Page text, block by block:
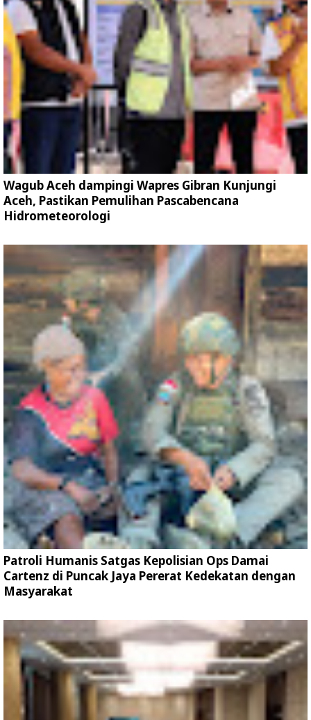
Wagub Aceh dampingi Wapres Gibran Kunjungi
Aceh, Pastikan Pemulihan Pascabencana
Hidrometeorologi
Patroli Humanis Satgas Kepolisian Ops Damai
Cartenz di Puncak Jaya Pererat Kedekatan dengan
Masyarakat